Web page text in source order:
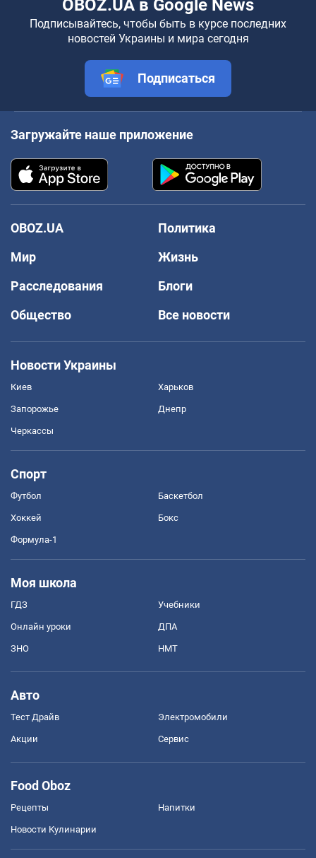
OBOZ.UA в Google News
Подписывайтесь, чтобы быть в курсе последних
новостей Украины и мира сегодня
Подписаться
Загружайте наше приложение
OBOZ.UA
Политика
Мир
Жизнь
Расследования
Блоги
Общество
Все новости
Новости Украины
Киев Харьков
Запорожье Днепр
Черкассы
Спорт
Футбол Баскетбол
Хоккей Бокс
Формула-1
Моя школа
ГДЗ Учебники
Онлайн уроки ДПА
ЗНО НМТ
Авто
Тест Драйв Электромобили
Акции Сервис
Food Oboz
Рецепты Напитки
Новости Кулинарии